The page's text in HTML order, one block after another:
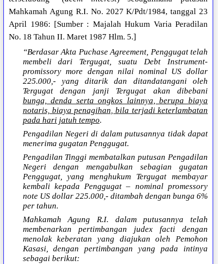
Mahkamah Agung R.I. No. 2027 K/Pdt/1984, tanggal 23
April 1986: [Sumber : Majalah Hukum Varia Peradilan
No. 18 Tahun II. Maret 1987 Hlm. 5.]
“Berdasar Akta Puchase Agreement, Penggugat telah
membeli dari Tergugat, suatu Debt Instrument-
promissory more dengan nilai nominal US dollar
225.000,- yang ditarik dan ditandatangani oleh
Tergugat dengan janji Tergugat akan dibebani
bunga, denda serta ongkos lainnya, berupa biaya
notaris, biaya penagihan, bila terjadi keterlambatan
pada hari jatuh tempo.
Pengadilan Negeri di dalam putusannya tidak dapat
menerima gugatan Penggugat.
Pengadilan Tinggi membatalkan putusan Pengadilan
Negeri dengan mengabulkan sebagian gugatan
Penggugat, yang menghukum Tergugat membayar
kembali kepada Penggugat – nominal promessory
note US dollar 225.000,- ditambah dengan bunga 6%
per tahun.
Mahkamah Agung R.I. dalam putusannya telah
membenarkan pertimbangan judex facti dengan
menolak keberatan yang diajukan oleh Pemohon
Kasasi, dengan pertimbangan yang pada intinya
sebagai berikut: